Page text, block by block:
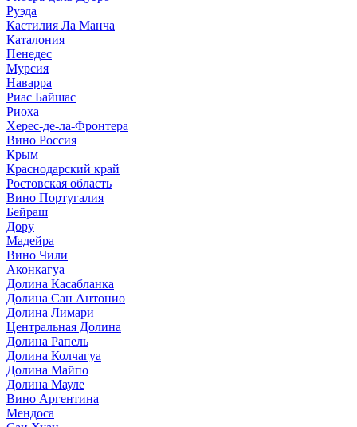
Руэда
Кастилия Ла Манча
Каталония
Пенедес
Мурсия
Наварра
Риас Байшас
Риоха
Херес-де-ла-Фронтера
Вино Россия
Крым
Краснодарский край
Ростовская область
Вино Португалия
Бейраш
Дору
Мадейра
Вино Чили
Аконкагуа
Долина Касабланка
Долина Сан Антонио
Долина Лимари
Центральная Долина
Долина Рапель
Долина Колчагуа
Долина Майпо
Долина Мауле
Вино Аргентина
Мендоса